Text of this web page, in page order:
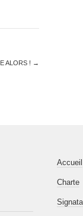
ALORS ! →
Accueil
Charte